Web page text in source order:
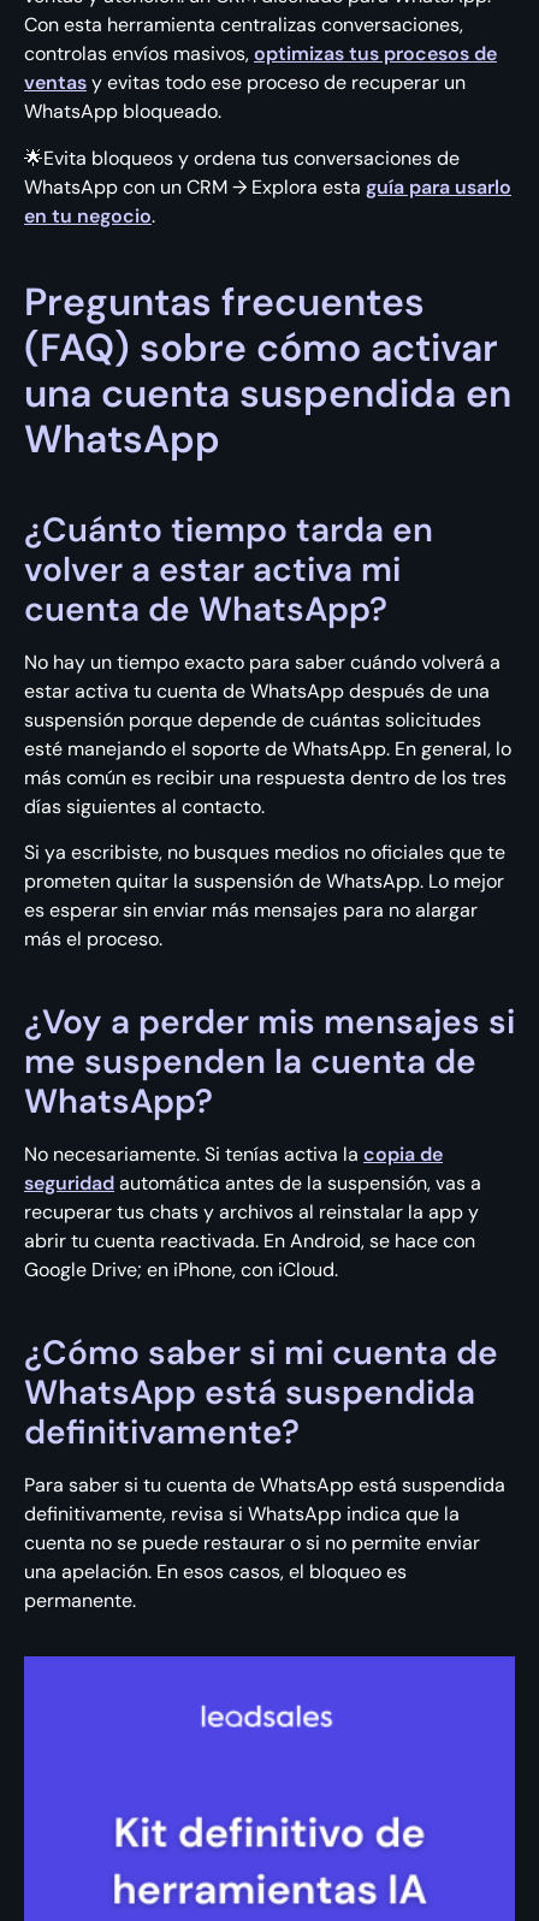
Con esta herramienta centralizas conversaciones,
controlas envíos masivos,optimizas tus procesos de
ventasy evitas todo ese proceso de recuperar un
WhatsApp bloqueado.
🌟Evita bloqueos y ordena tus conversaciones de
WhatsApp con un CRM → Explora esta guía para usarlo
en tu negocio.
Preguntas frecuentes
(FAQ) sobre cómo activar
una cuenta suspendida en
WhatsApp
¿Cuánto tiempo tarda en
volver a estar activa mi
cuenta de WhatsApp?
No hay un tiempo exacto para saber cuándo volverá a
estar activa tu cuenta de WhatsApp después de una
suspensión porque depende de cuántas solicitudes
esté manejando el soporte de WhatsApp. En general, lo
más común es recibir una respuesta dentro de los tres
días siguientes al contacto.
Si ya escribiste, no busques medios no oficiales que te
prometen quitar la suspensión de WhatsApp. Lo mejor
es esperar sin enviar más mensajes para no alargar
más el proceso.
¿Voy a perder mis mensajes si
me suspenden la cuenta de
WhatsApp?
No necesariamente. Si tenías activa la copia de
seguridadautomática antes de la suspensión, vas a
recuperar tus chats y archivos al reinstalar la app y
abrir tu cuenta reactivada. En Android, se hace con
Google Drive; en iPhone, con iCloud.
¿Cómo saber si mi cuenta de
WhatsApp está suspendida
definitivamente?
Para saber si tu cuenta de WhatsApp está suspendida
definitivamente, revisa si WhatsApp indica que la
cuenta no se puede restaurar o si no permite enviar
una apelación. En esos casos, el bloqueo es
permanente.